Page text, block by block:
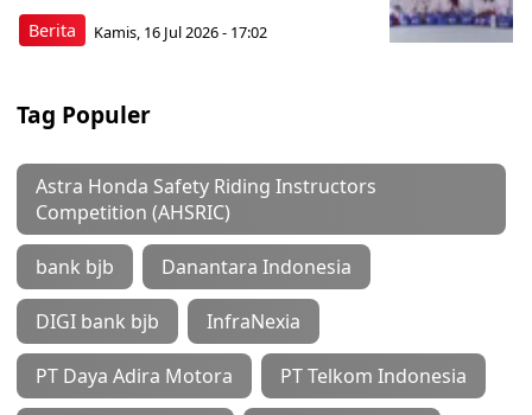
Berita Kamis, 16 Jul 2026 - 17:02
Tag Populer
Astra Honda Safety Riding Instructors
Competition (AHSRIC)
bank bjb Danantara Indonesia
DIGI bank bjb InfraNexia
PT Daya Adira Motora PT Telkom Indonesia